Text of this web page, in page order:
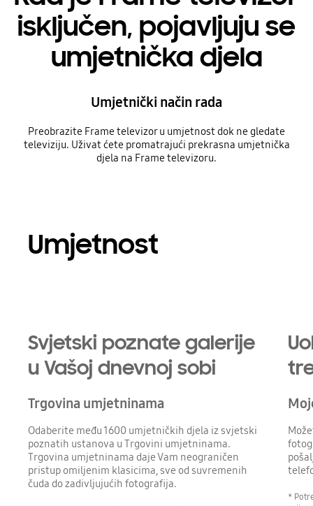
isključen, pojavljuju se
umjetnička djela
Umjetnički način rada
Preobrazite Frame televizor u umjetnost dok ne gledate
televiziju. Uživat ćete promatrajući prekrasna umjetnička
djela na Frame televizoru.
Umjetnost
Svjetski poznate galerije
u Vašoj dnevnoj sobi
Trgovina umjetninama
Odaberite među 1600 umjetničkih djela iz svjetski
poznatih ustanova u Trgovini umjetninama.
Trgovina umjetninama daje Vam neograničen
pristup omiljenim klasicima, sve od suvremenih
čuda do zadivljujućih fotografija.
*